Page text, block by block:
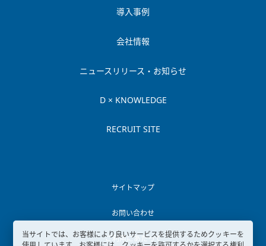
導入事例
会社情報
ニュースリリース・お知らせ
D × KNOWLEDGE
RECRUIT SITE
サイトマップ
お問い合わせ
ご利用にあたって
当サイトでは、お客様により良いサービスを提供するためクッキーを